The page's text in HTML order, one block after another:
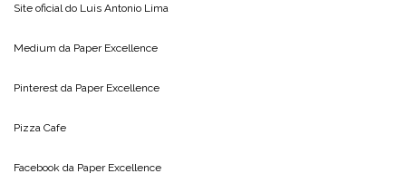
Site oficial do Luis Antonio Lima
Medium da Paper Excellence
Pinterest da Paper Excellence
Pizza Cafe
Facebook da Paper Excellence